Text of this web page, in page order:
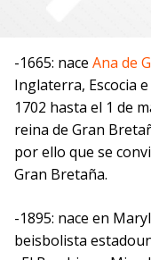
-1665: nace Ana de
Inglaterra, Escocia
1702 hasta el 1 de
reina de Gran
por ello que se
Gran Bretaña.
-1895: nace en
beisbolista